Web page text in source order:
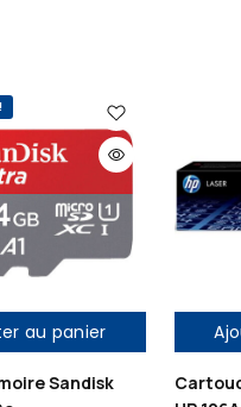
au panier
Sandisk